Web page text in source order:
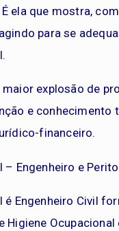
ela que mostra,
para se
maior explosão de
e
financeiro.
– Engenheiro e
é Engenheiro Civil
Higiene